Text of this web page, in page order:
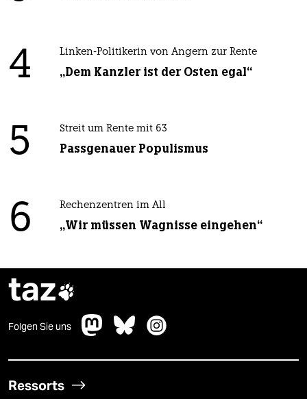
4 Linken-Politikerin von Angern zur Rente
„Dem Kanzler ist der Osten egal“
5 Streit um Rente mit 63
Passgenauer Populismus
6 Rechenzentren im All
„Wir müssen Wagnisse eingehen“
taz
Folgen Sie uns
Ressorts